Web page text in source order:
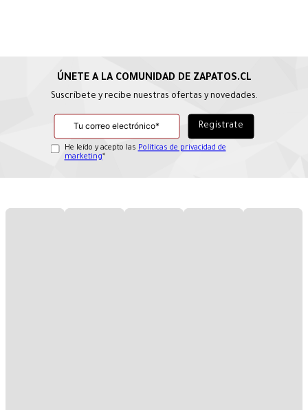
Suscríbete y recibe nuestras ofertas y novedades.
He leído y acepto las Políticas de privacidad de
marketing*